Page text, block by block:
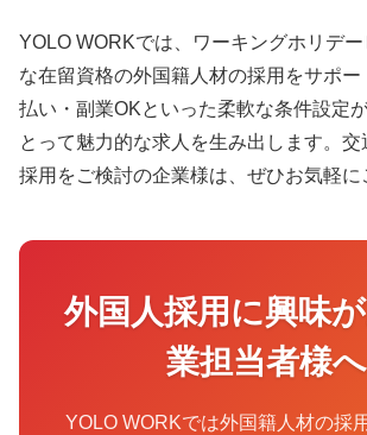
YOLO WORKでは、ワーキングホリデ
な在留資格の外国籍人材の採用をサポー
払い・副業OKといった柔軟な条件設定
とって魅力的な求人を生み出します。
採用をご検討の企業様は、ぜひお気軽に
外国人採用に興味
業担当者様へ
YOLO WORKでは外国籍人材の採